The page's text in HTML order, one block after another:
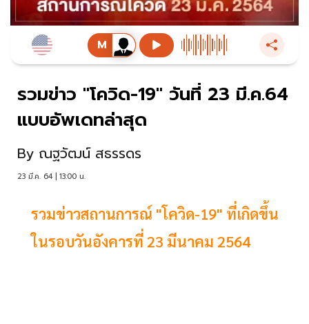
รวมข่าว "โควิด-19" วันที่ 23 มี.ค.64
แบบอัพเดทล่าสุด
By ณฐวัฒน์ สธรรดร
23 มี.ค. 64 | 13:00 น.
รวมข่าวสถานการณ์ "โควิด-19" ที่เกิดขึ้น
ในรอบวันอังคารที่ 23 มีนาคม 2564